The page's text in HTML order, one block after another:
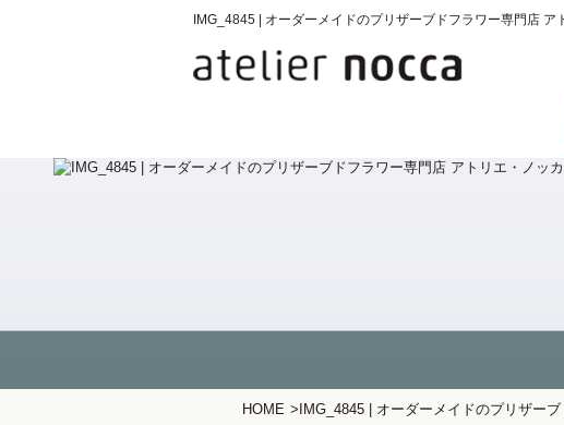
IMG_4845 | オーダーメイドのプリザーブドフラワー専門店
HOME > IMG_4845 | オーダーメイドのプリザー